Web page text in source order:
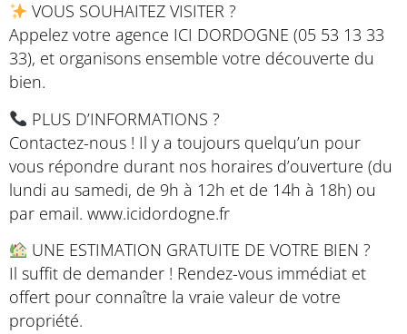
VOUS SOUHAITEZ VISITER ?
Appelez votre agence ICI DORDOGNE (05 53 13 33
33), et organisons ensemble votre découverte du
bien.
PLUS D’INFORMATIONS ?
Contactez-nous ! Il y a toujours quelqu’un pour
vous répondre durant nos horaires d’ouverture (du
lundi au samedi, de 9h à 12h et de 14h à 18h) ou
par email. www.icidordogne.fr
UNE ESTIMATION GRATUITE DE VOTRE BIEN ?
Il suffit de demander ! Rendez-vous immédiat et
offert pour connaître la vraie valeur de votre
propriété.